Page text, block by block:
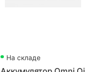
На складе